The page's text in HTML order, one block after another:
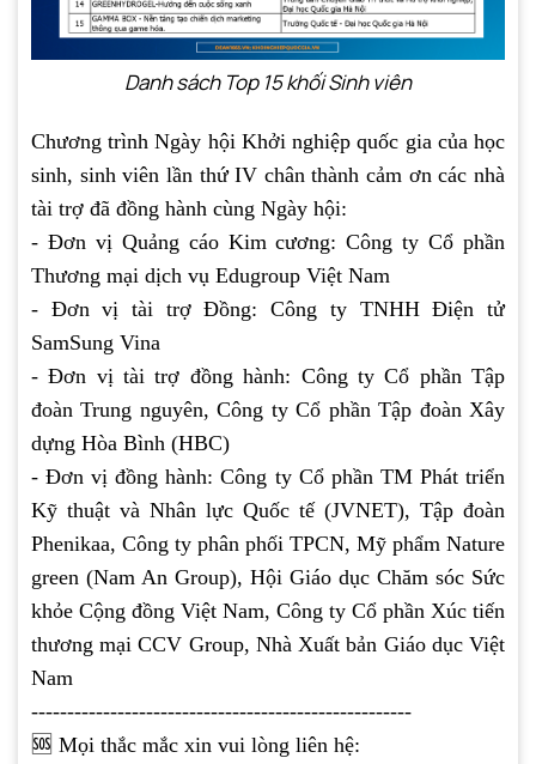
Danh sách Top 15 khối Sinh viên
Chương trình Ngày hội Khởi nghiệp quốc gia của học
sinh, sinh viên lần thứ IV chân thành cảm ơn các nhà
tài trợ đã đồng hành cùng Ngày hội:
- Đơn vị Quảng cáo Kim cương: Công ty Cổ phần
Thương mại dịch vụ Edugroup Việt Nam
- Đơn vị tài trợ Đồng: Công ty TNHH Điện tử
SamSung Vina
- Đơn vị tài trợ đồng hành: Công ty Cổ phần Tập
đoàn Trung nguyên, Công ty Cổ phần Tập đoàn Xây
dựng Hòa Bình (HBC)
- Đơn vị đồng hành: Công ty Cổ phần TM Phát triển
Kỹ thuật và Nhân lực Quốc tế (JVNET), Tập đoàn
Phenikaa, Công ty phân phối TPCN, Mỹ phẩm Nature
green (Nam An Group), Hội Giáo dục Chăm sóc Sức
khỏe Cộng đồng Việt Nam, Công ty Cổ phần Xúc tiến
thương mại CCV Group, Nhà Xuất bản Giáo dục Việt
Nam
-----------------------------------------------------
🆘 Mọi thắc mắc xin vui lòng liên hệ: